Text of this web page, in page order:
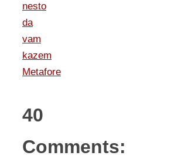
nesto
da
vam
kazem
Metafore
40
Comments: